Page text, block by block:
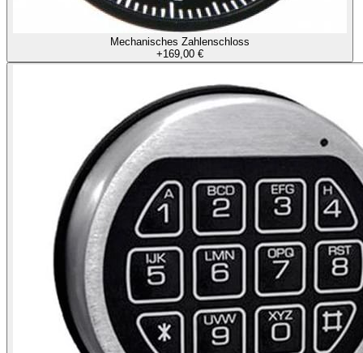
Mechanisches Zahlenschloss
+169,00 €